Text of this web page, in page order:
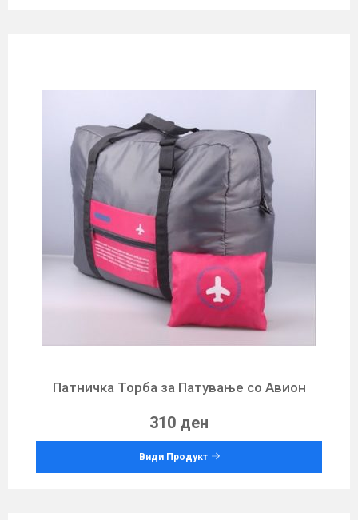
Патничка Торба за Патување со Авион
310 ден
Види Продукт